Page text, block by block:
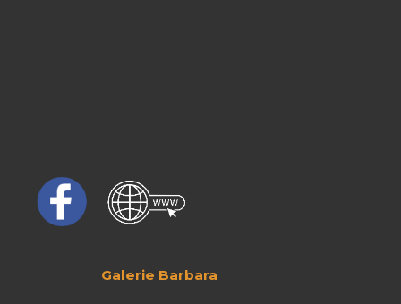
Galerie Barbara